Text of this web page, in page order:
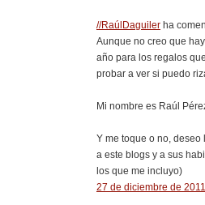
//RaúlDaguiler ha
Aunque no creo que
año para los regalos
probar a ver si puedo
Mi nombre es Raúl
Y me toque o no,
a este blogs y a sus
los que me incluyo)
27 de diciembre de